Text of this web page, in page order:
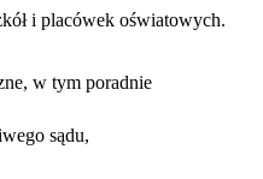
i placówek oświatowych.
w tym poradnie
sądu,